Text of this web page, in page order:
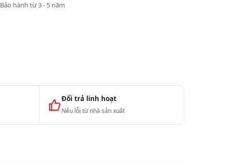
Bảo hành từ 3 - 5 năm
Đổi trả linh hoạt
Nếu lỗi từ nhà sản xuất